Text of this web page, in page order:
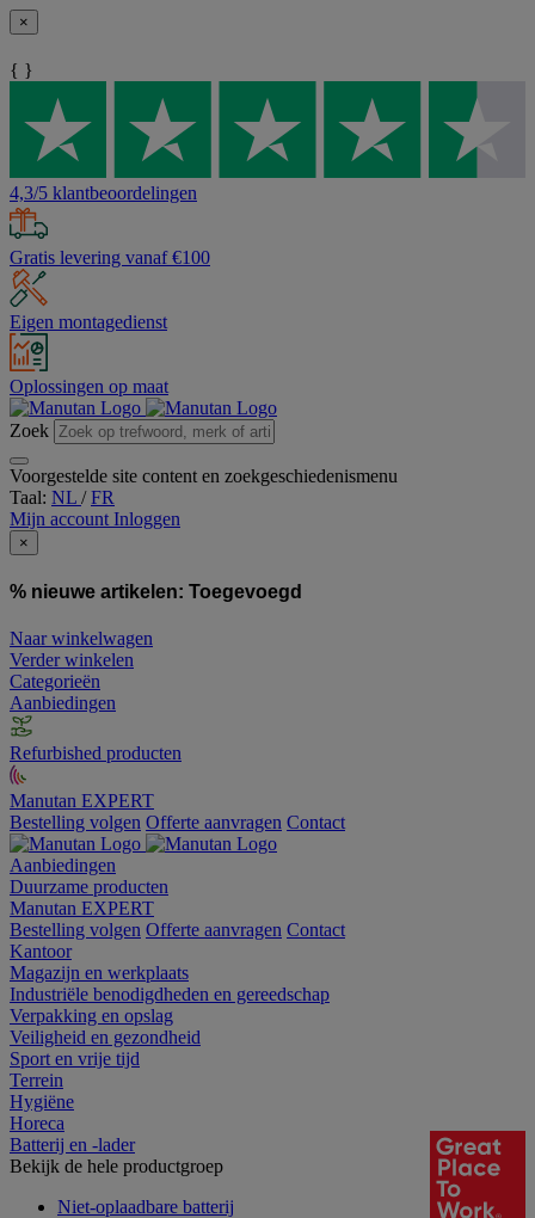
×
{ }
4,3/5 klantbeoordelingen
Gratis levering vanaf €100
Eigen montagedienst
Oplossingen op maat
Zoek
Voorgestelde site content en zoekgeschiedenismenu
Taal: NL /FR
Mijn account Inloggen
×
% nieuwe artikelen: Toegevoegd
Naar winkelwagen
Verder winkelen
Categorieën
Aanbiedingen
Refurbished producten
Manutan EXPERT
Bestelling volgen Offerte aanvragen Contact
Aanbiedingen
Duurzame producten
Manutan EXPERT
Bestelling volgen Offerte aanvragen Contact
Kantoor
Magazijn en werkplaats
Industriële benodigdheden en gereedschap
Verpakking en opslag
Veiligheid en gezondheid
Sport en vrije tijd
Terrein
Hygiëne
Horeca
Batterij en -lader
Bekijk de hele productgroep
Niet-oplaadbare batterij